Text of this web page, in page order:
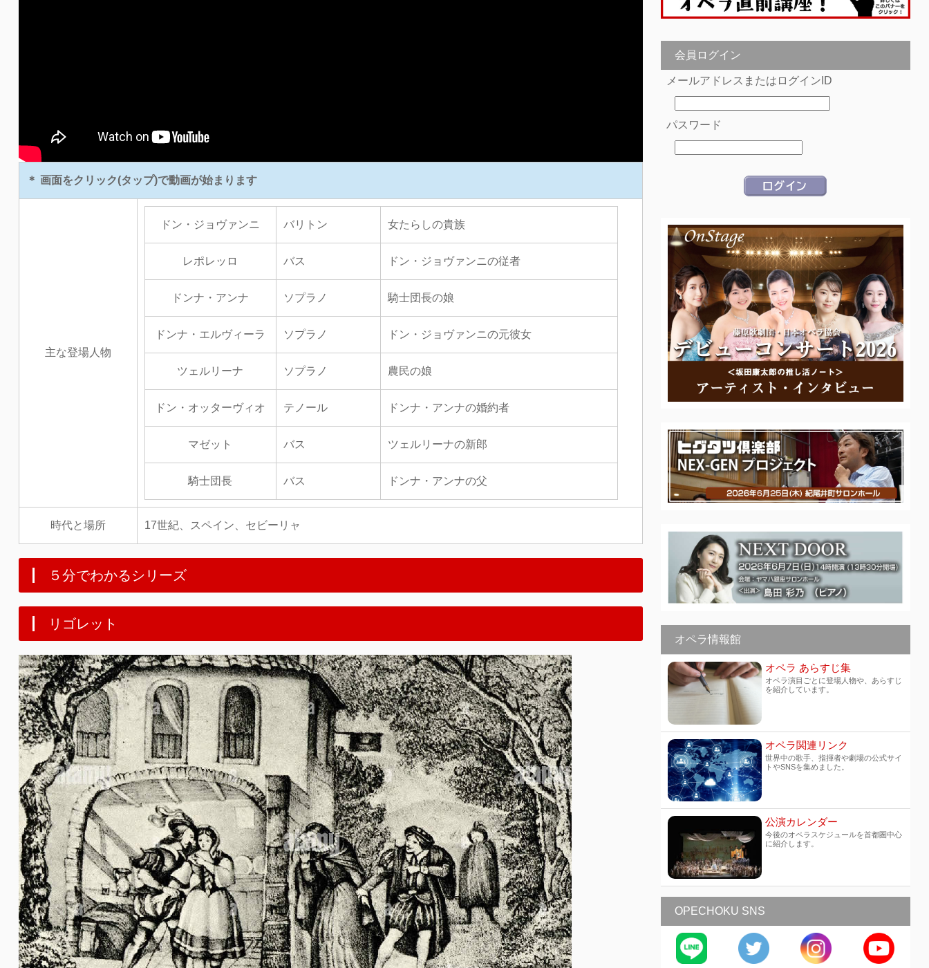
＊ 画面をクリック(タップ)で動画が始まります
主な登場人物
ドン・ジョヴァンニ バリトン 女たらしの貴族
レポレッロ バス ドン・ジョヴァンニの従者
ドンナ・アンナ ソプラノ 騎士団長の娘
ドンナ・エルヴィーラ ソプラノ ドン・ジョヴァンニの元彼女
ツェルリーナ ソプラノ 農民の娘
ドン・オッターヴィオ テノール ドンナ・アンナの婚約者
マゼット バス ツェルリーナの新郎
騎士団長 バス ドンナ・アンナの父
時代と場所 17世紀、スペイン、セビーリャ
５分でわかるシリーズ
リゴレット
会員ログイン
メールアドレスまたはログインID
パスワード
オペラ情報館
オペラ あらすじ集
オペラ演目ごとに登場人物や、あらすじ
を紹介しています。
オペラ関連リンク
世界中の歌手、指揮者や劇場の公式サイ
トやSNSを集めました。
公演カレンダー
今後のオペラスケジュールを首都圏中心
に紹介します。
OPECHOKU SNS